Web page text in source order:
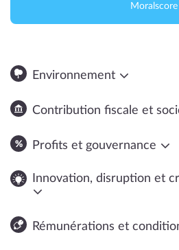
Moralscore
Environnement
Contribution fiscale et
Profits et gouvernance
Innovation, disruption et
Rémunérations et